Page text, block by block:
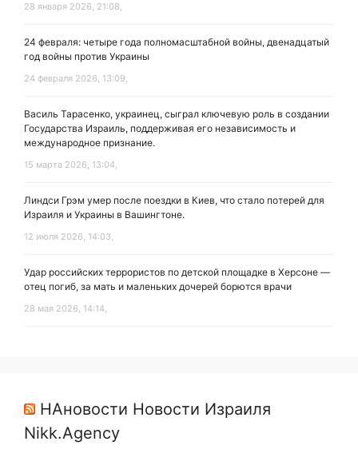
28 января 2026, 21:08,
24 февраля: четыре года полномасштабной войны, двенадцатый
год войны против Украины
24 февраля 2026, 13:09,
Василь Тарасенко, украинец, сыграл ключевую роль в создании
Государства Израиль, поддерживая его независимость и
международное признание.
15 марта 2026, 13:04,
Линдси Грэм умер после поездки в Киев, что стало потерей для
Израиля и Украины в Вашингтоне.
12 июля 2026, 14:03,
Удар российских террористов по детской площадке в Херсоне —
отец погиб, за мать и маленьких дочерей борются врачи
28 мая 2026, 14:14,
НАновости Новости Израиля
Nikk.Agency